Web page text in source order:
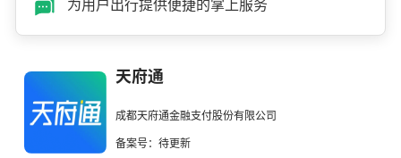
为用户出行提供便捷的掌上服务
天府通
成都天府通金融支付股份有限公司
备案号：待更新